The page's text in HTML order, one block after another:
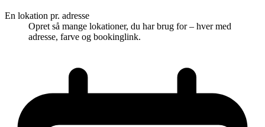
En lokation pr. adresse
Opret så mange lokationer, du har brug for – hver med
adresse, farve og bookinglink.